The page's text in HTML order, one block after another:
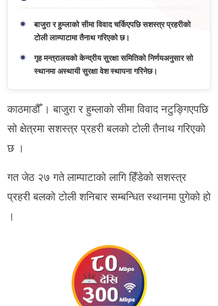
बाजुरा र हुम्लाको सीमा विवाद चर्किएपछि सशस्त्र प्रहरीको
टोली लाम्पाटामा तैनाथ गरिएको छ।
गृह मन्त्रालयको केन्द्रीय सुरक्षा समितिको निर्णयअनुसार सो
स्थानमा अस्थायी सुरक्षा वेश स्थापना गरिनेछ।
काठमाडौँ । बाजुरा र हुम्लाको सीमा विवाद नटुङ्गिएपछि
सो क्षेत्रमा सशस्त्र प्रहरी बलको टोली तैनाथ गरिएको
छ ।
गत जेठ २७ गते लाम्पाटाको लागि हिँडेको सशस्त्र
प्रहरी बलको टोली शनिबार सम्बन्धित स्थानमा पुगेको हो
।